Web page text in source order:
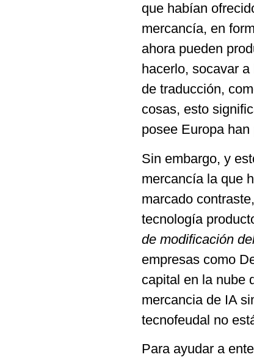
que habían
mercancía, en
ahora pueden
hacerlo, socavar
de traducción,
cosas, esto
posee Europa
Sin embargo, y
mercancía la que
marcado
tecnología
de modificación
empresas como
capital en la nube
mercancia de IA
tecnofeudal no
Para ayudar a